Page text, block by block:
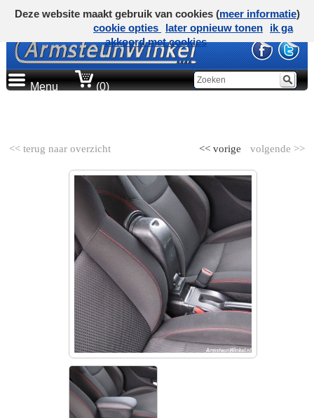
Menu (0)
<< terug naar overzicht volgende >>
<< vorige
Deze website maakt gebruik van cookies (meer informatie)
cookie opties
later opnieuw tonen
ik ga
akkoord met cookies